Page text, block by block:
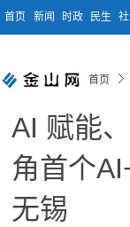
首页 新闻 时政 民生
首页
AI 赋能
角首个
无锡